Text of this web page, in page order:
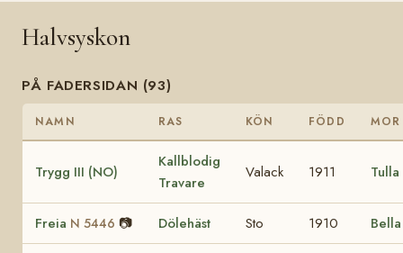
Halvsyskon
PÅ FADERSIDAN (93)
NAMN RAS KÖN FÖDD MOR
Trygg III (NO)
Kallblodig
Travare
Valack 1911 Tulla
Freia N 5446 📷 Dölehäst Sto 1910